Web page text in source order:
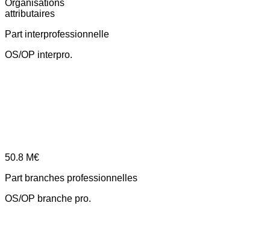
Organisations
attributaires
Part interprofessionnelle
OS/OP interpro.
50.8 M€
Part branches professionnelles
OS/OP branche pro.